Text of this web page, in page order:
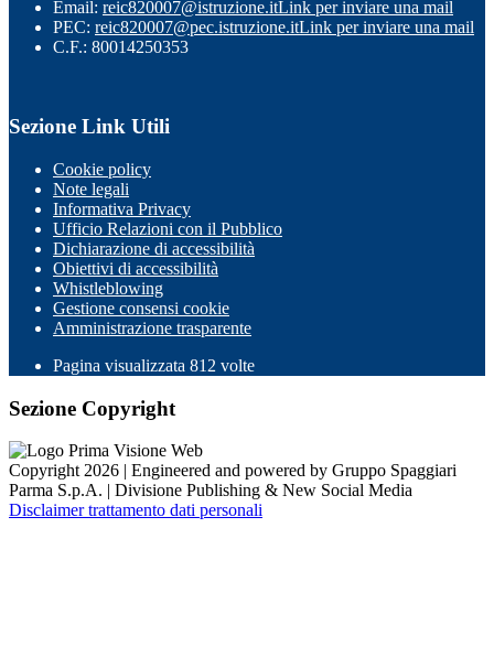
Email: reic820007@istruzione.itLink per inviare una mail
PEC: reic820007@pec.istruzione.itLink per inviare una mail
C.F.: 80014250353
Sezione Link Utili
Cookie policy
Note legali
Informativa Privacy
Ufficio Relazioni con il Pubblico
Dichiarazione di accessibilità
Obiettivi di accessibilità
Whistleblowing
Gestione consensi cookie
Amministrazione trasparente
Pagina visualizzata 812 volte
Sezione Copyright
Copyright 2026 | Engineered and powered by Gruppo Spaggiari
Parma S.p.A. | Divisione Publishing & New Social Media
Disclaimer trattamento dati personali